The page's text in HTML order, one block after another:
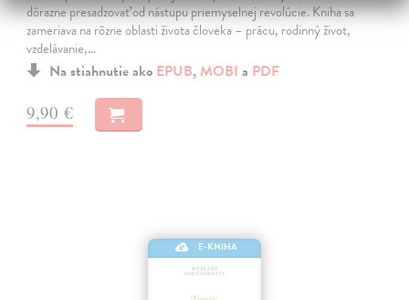
dôrazne presadzovať od nástupu priemyselnej revolúcie. Kniha sa
zameriava na rôzne oblasti života človeka – prácu, rodinný život,
vzdelávanie,…
Na stiahnutie ako EPUB, MOBI a PDF
9,90 €
E-KNIHA